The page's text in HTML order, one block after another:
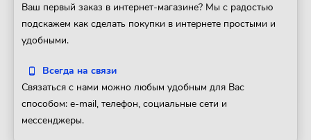
Ваш первый заказ в интернет-магазине? Мы с радостью
подскажем как сделать покупки в интернете простыми и
удобными.
Всегда на связи
Связаться с нами можно любым удобным для Вас
способом: e-mail, телефон, социальные сети и
мессенджеры.